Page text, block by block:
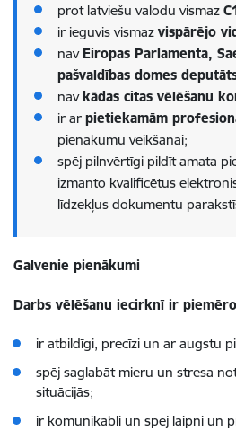
prot latviešu valodu vismaz
ir ieguvis vismaz vispārējo
navEiropas Parlamenta,
pašvaldības domes
navkādas citas vēlēšanu
ir ar pietiekamām
pienākumu veikšanai;
spēj pilnvērtīgi pildīt amata
izmanto kvalificētus
līdzekļus dokumentu
Galvenie pienākumi
Darbs vēlēšanu iecirknī ir
ir atbildīgi, precīzi un ar augstu
spēj saglabāt mieru un stresa
situācijās;
ir komunikabli un spēj laipni un